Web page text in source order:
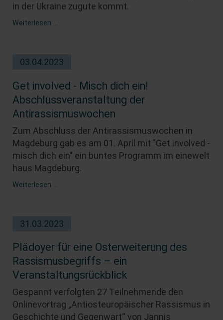
in der Ukraine zugute kommt.
Weiterlesen …
03.04.2023
Get involved - Misch dich ein!
Abschlussveranstaltung der
Antirassismuswochen
Zum Abschluss der Antirassismuswochen in
Magdeburg gab es am 01. April mit "Get involved -
misch dich ein" ein buntes Programm im einewelt
haus Magdeburg.
Weiterlesen …
dich
Abschlussveranstaltung
Antirassismuswochen
31.03.2023
Plädoyer für eine Osterweiterung des
Rassismusbegriffs – ein
Veranstaltungsrückblick
Gespannt verfolgten 27 Teilnehmende den
Onlinevortrag „Antiosteuropäischer Rassismus in
Geschichte und Gegenwart“ von Jannis